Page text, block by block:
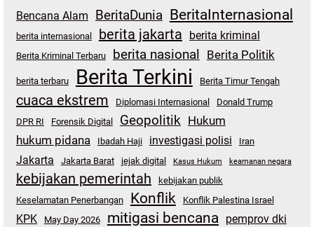
Bencana Alam BeritaDunia BeritaInternasional
berita internasional berita jakarta berita kriminal
Berita Kriminal Terbaru berita nasional Berita Politik
berita terbaru Berita Terkini Berita Timur Tengah
cuaca ekstrem Diplomasi Internasional
Donald Trump
DPR RI
Forensik Digital Geopolitik Hukum
hukum pidana
Ibadah Haji investigasi polisi Iran
Jakarta Jakarta Barat jejak digital Kasus Hukum keamanan negara
kebijakan pemerintah
kebijakan publik
Keselamatan Penerbangan
Konflik Konflik Palestina Israel
KPK May Day 2026 mitigasi bencana pemprov dki